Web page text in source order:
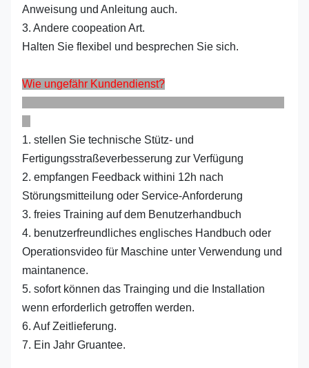
Anweisung und Anleitung auch.
3. Andere coopeation Art.
Halten Sie flexibel und besprechen Sie sich.
Wie ungefähr Kundendienst?
1. stellen Sie technische Stütz- und
Fertigungsstraßeverbesserung zur Verfügung
2. empfangen Feedback withini 12h nach
Störungsmitteilung oder Service-Anforderung
3. freies Training auf dem Benutzerhandbuch
4. benutzerfreundliches englisches Handbuch oder
Operationsvideo für Maschine unter Verwendung und
maintanence.
5. sofort können das Trainging und die Installation
wenn erforderlich getroffen werden.
6. Auf Zeitlieferung.
7. Ein Jahr Gruantee.